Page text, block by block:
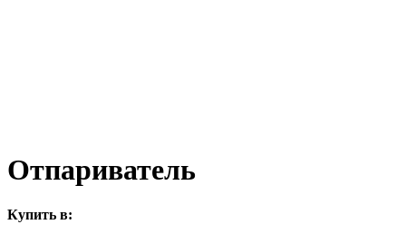
Отпариватель
Купить в: